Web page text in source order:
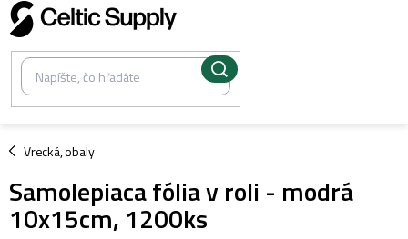
Prejsť
na
obsah
Vrecká, obaly
/
Samolepiaca fólia v roli - modrá
10x15cm, 1200ks